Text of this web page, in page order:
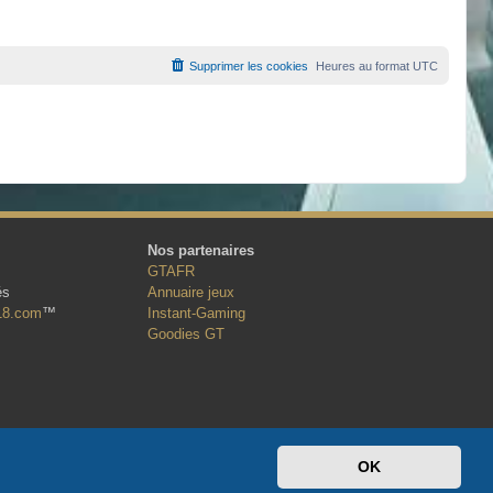
OK
Heures au format UTC
Supprimer les cookies
™
Nos partenaires
GTAFR
Annuaire jeux
Instant-Gaming
Goodies GT